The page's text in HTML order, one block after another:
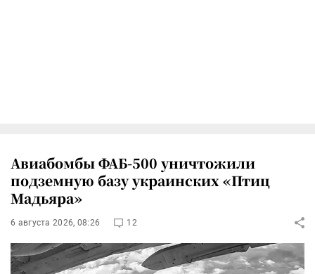
Авиабомбы ФАБ-500 уничтожили
подземную базу украинских «Птиц
Мадьяра»
6 августа 2026, 08:26 12